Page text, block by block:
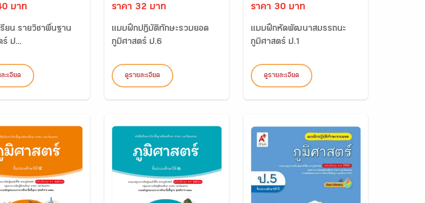
บาท
รียน รายวิชาพื้นฐาน
ร์ ป...
ะเอียด
ราคา 32 บาท
แบบฝึกปฏิบัติทักษะรวบยอด
ภูมิศาสตร์ ป.6
ดูรายละเอียด
ราคา 30 บาท
แบบฝึกหัดพัฒนาสมรรถนะ
ภูมิศาสตร์ ป.1
ดูรายละเอียด